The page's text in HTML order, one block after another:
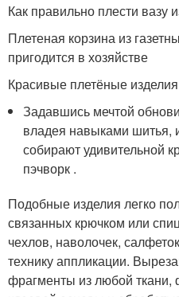
Как правильно плести вазу
Плетеная корзина из
пригодится в хозяйстве
Красивые плетёные
Задавшись мечтой
владея навыками шитья,
собирают удивительной
пэчворк .
Подобные изделия легко
связанных крючком или
чехлов, наволочек,
технику аппликации.
фрагменты из любой